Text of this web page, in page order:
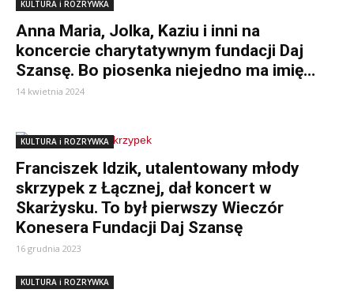
KULTURA i ROZRYWKA
Anna Maria, Jolka, Kaziu i inni na
koncercie charytatywnym fundacji Daj
Szansę. Bo piosenka niejedno ma imię…
14 kwietnia 2024
KULTURA i ROZRYWKA
Franciszek Idzik, utalentowany młody
skrzypek z Łącznej, dał koncert w
Skarżysku. To był pierwszy Wieczór
Konesera Fundacji Daj Szansę
16 grudnia 2023
KULTURA i ROZRYWKA